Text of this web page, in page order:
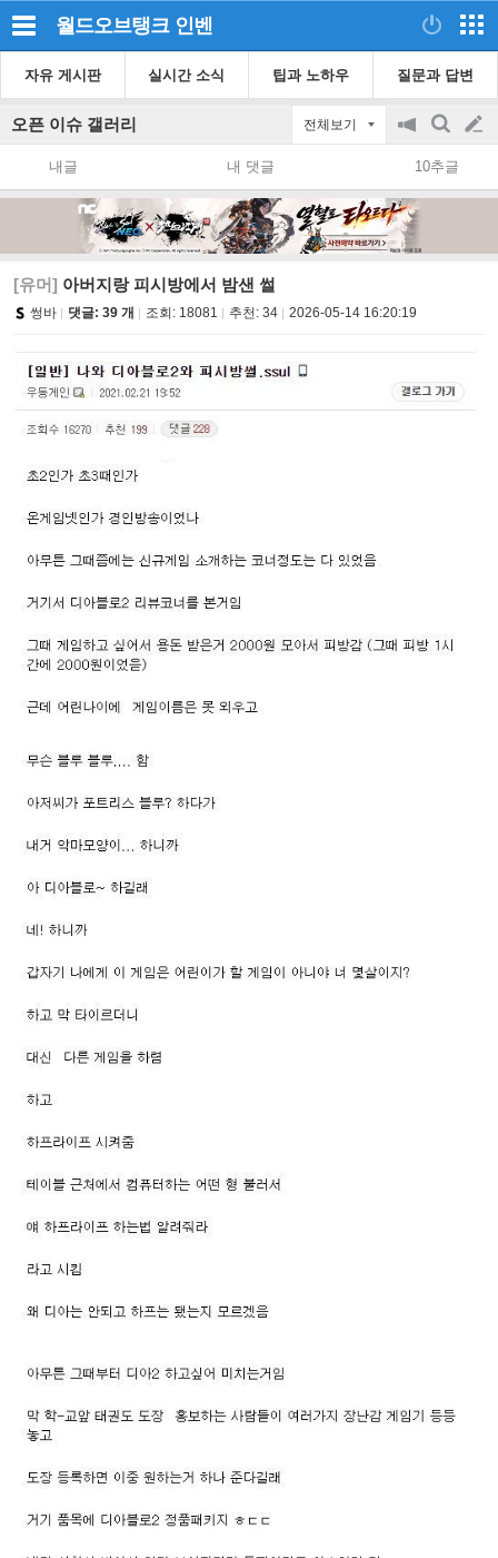
월드오브탱크 인벤
자유 게시판 실시간 소식 팁과 노하우 질문과 답변
오픈 이슈 갤러리 전체보기
공
지
on/off
검
색
글
쓰
내글 내 댓글 10추글
[유머] 아버지랑 피시방에서 밤샌 썰
썽바 댓글: 39 개 조회: 18081 추천: 34 2026-05-14 16:20:19